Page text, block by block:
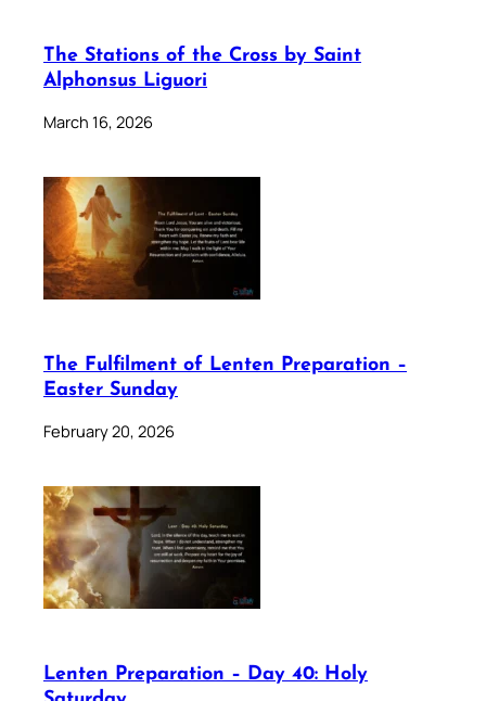
The Stations of the Cross by Saint
Alphonsus Liguori
March 16, 2026
The Fulfilment of Lenten Preparation –
Easter Sunday
February 20, 2026
Lenten Preparation – Day 40: Holy